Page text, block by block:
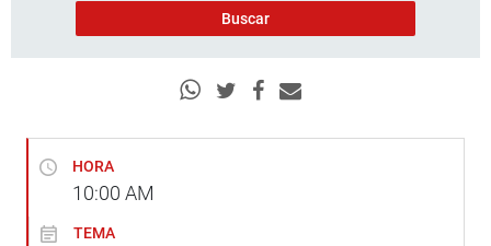
HORA
10:00 AM
TEMA